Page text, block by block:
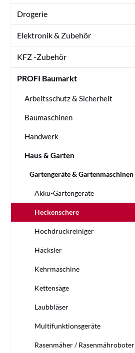
Drogerie
Elektronik & Zubehör
KFZ -Zubehör
PROFI Baumarkt
Arbeitsschutz & Sicherheit
Baumaschinen
Handwerk
Haus & Garten
Gartengeräte & Gartenmaschinen
Akku-Gartengeräte
Heckenschere
Hochdruckreiniger
Häcksler
Kehrmaschine
Kettensäge
Laubbläser
Multifunktionsgeräte
Rasenmäher / Rasenmähroboter